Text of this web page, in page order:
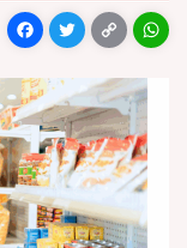
Facebook
Twitter
Copy
Link